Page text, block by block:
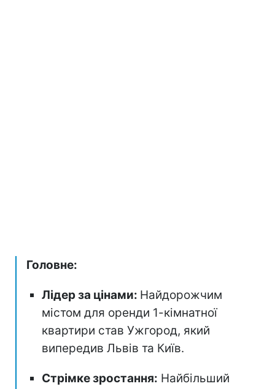
Головне:
Лідер за цінами: Найдорожчим
містом для оренди 1-кімнатної
квартири став Ужгород, який
випередив Львів та Київ.
Стрімке зростання: Найбільший